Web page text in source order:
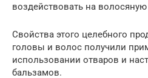
воздействовать на
Свойства этого целебного
головы и волос получили
использовании отваров и
бальзамов.